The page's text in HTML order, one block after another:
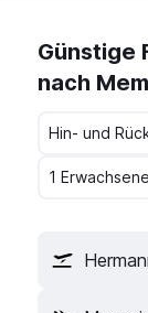
Günstige
nach
Hin- und
1